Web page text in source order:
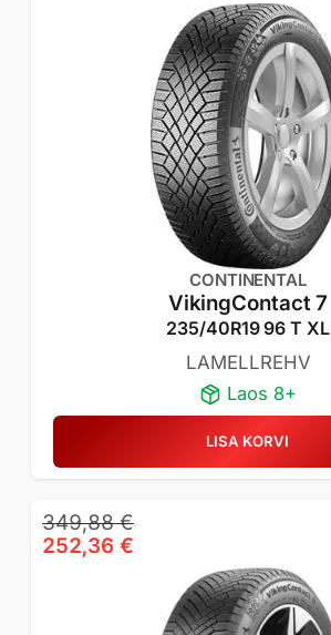
CONTINENTAL
VikingContact 7
235/40R19 96 T XL
LAMELLREHV
Laos 8+
LISA KORVI
349,88€
Algne
hind
252,36 €
Praegune
hind